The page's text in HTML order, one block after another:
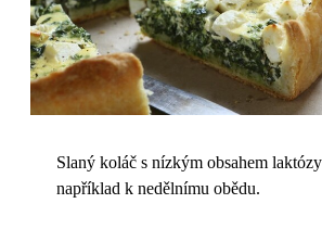
Slaný koláč s nízkým obsahem
například k nedělnímu obědu.